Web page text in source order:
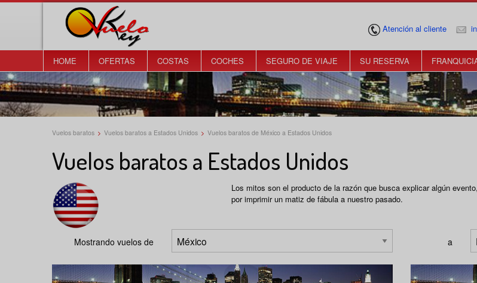
Atención al cliente
HOME OFERTAS COSTAS COCHES SEGURO DE VIAJE SU RESERVA
Vuelos baratos > Vuelos baratos a Estados Unidos > Vuelos baratos de México a Estados Unidos
Vuelos baratos a Estados Unidos
Los mitos son el producto de la razón que busca explicar algún
por imprimir un matiz de fábula a nuestro pasado.
Mostrando vuelos de a